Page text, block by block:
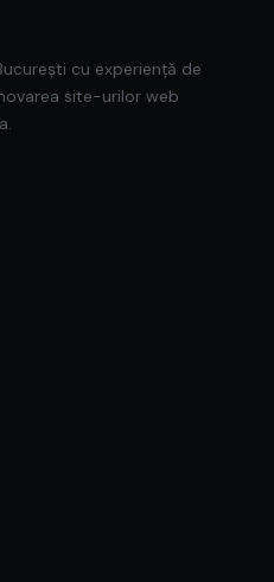
cu experiență de
site-urilor web